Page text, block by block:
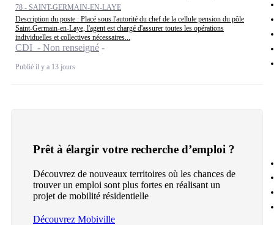
78 - SAINT-GERMAIN-EN-LAYE
Description du poste : Placé sous l'autorité du chef de la cellule pension du pôle
Saint-Germain-en-Laye, l'agent est chargé d'assurer toutes les opérations
individuelles et collectives nécessaires...
CDI - Non renseigné
Publié il y a 13 jours
Prêt à élargir votre recherche d’emploi ?
Découvrez de nouveaux territoires où les chances de
trouver un emploi sont plus fortes en réalisant un
projet de mobilité résidentielle
Découvrez Mobiville